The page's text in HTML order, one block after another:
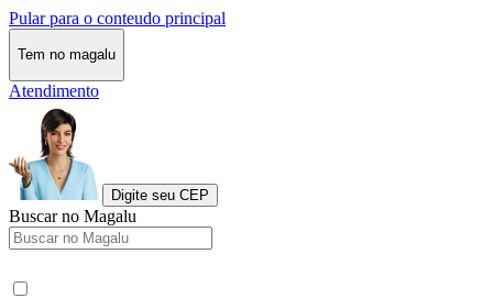
Pular para o conteudo principal
Tem no magalu
Atendimento
Digite seu CEP
Buscar no Magalu